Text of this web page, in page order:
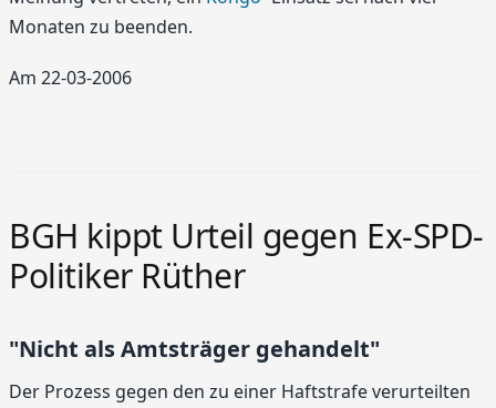
Monaten zu beenden.
Am 22-03-2006
BGH kippt Urteil gegen Ex-SPD-
Politiker Rüther
"Nicht als Amtsträger gehandelt"
Der Prozess gegen den zu einer Haftstrafe verurteilten